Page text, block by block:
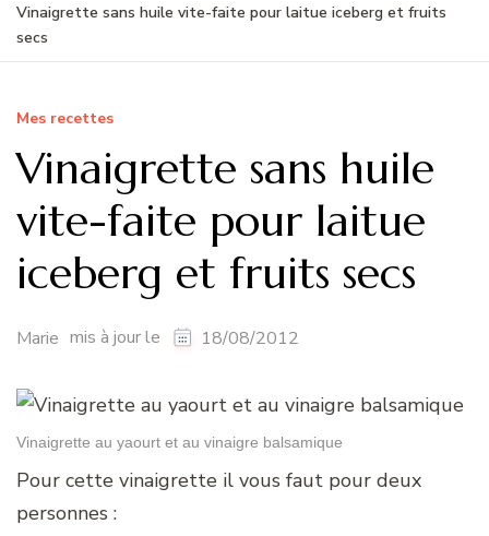
Vinaigrette sans huile vite-faite pour laitue iceberg et fruits
secs
Mes recettes
Vinaigrette sans huile
vite-faite pour laitue
iceberg et fruits secs
Marie mis à jour le 18/08/2012
Vinaigrette au yaourt et au vinaigre balsamique
Pour cette vinaigrette il vous faut pour deux
personnes :